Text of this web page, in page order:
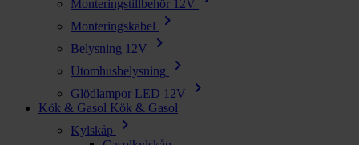
Monteringstillbehör 12V
Monteringskabel chevron_right
Belysning 12V chevron_right
Utomhusbelysning chevron_right
Glödlampor LED 12V chevron_right
Kök & Gasol Kök & Gasol
Kylskåp
chevron_right